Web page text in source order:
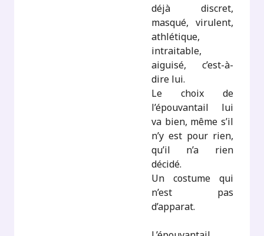
déjà discret,
masqué, virulent,
athlétique,
intraitable,
aiguisé, c’est-à-
dire lui.
Le choix de
l’épouvantail lui
va bien, même s’il
n’y est pour rien,
qu’il n’a rien
décidé.
Un costume qui
n’est pas
d’apparat.